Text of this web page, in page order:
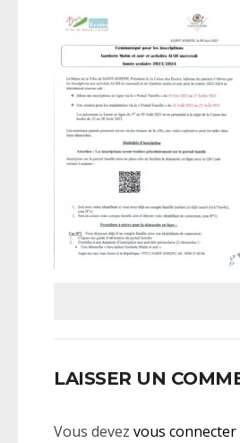
LAISSER UN
Vous devez vous connecter